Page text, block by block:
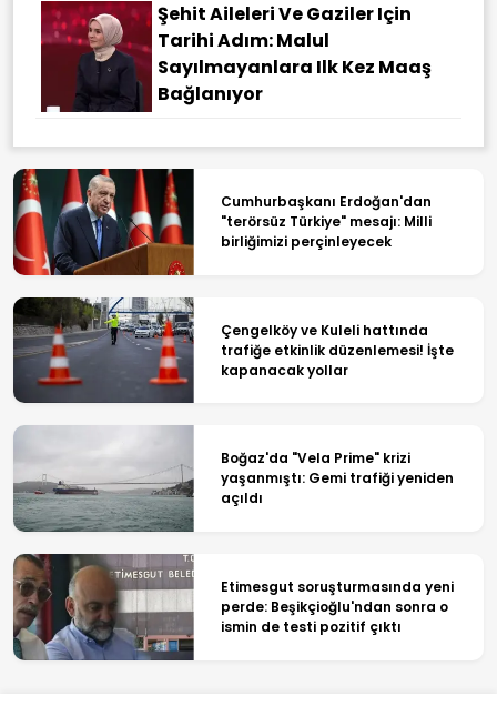
Şehit Aileleri Ve Gaziler Için
Tarihi Adım: Malul
Sayılmayanlara Ilk Kez Maaş
Bağlanıyor
Cumhurbaşkanı Erdoğan'dan
"terörsüz Türkiye" mesajı: Milli
birliğimizi perçinleyecek
Çengelköy ve Kuleli hattında
trafiğe etkinlik düzenlemesi! İşte
kapanacak yollar
Boğaz'da "Vela Prime" krizi
yaşanmıştı: Gemi trafiği yeniden
açıldı
Etimesgut soruşturmasında yeni
perde: Beşikçioğlu'ndan sonra o
ismin de testi pozitif çıktı